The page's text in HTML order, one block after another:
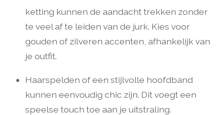
ketting kunnen de aandacht trekken zonder
te veel af te leiden van de jurk. Kies voor
gouden of zilveren accenten, afhankelijk van
je outfit.
Haarspelden of een stijlvolle hoofdband
kunnen eenvoudig chic zijn. Dit voegt een
speelse touch toe aan je uitstraling.